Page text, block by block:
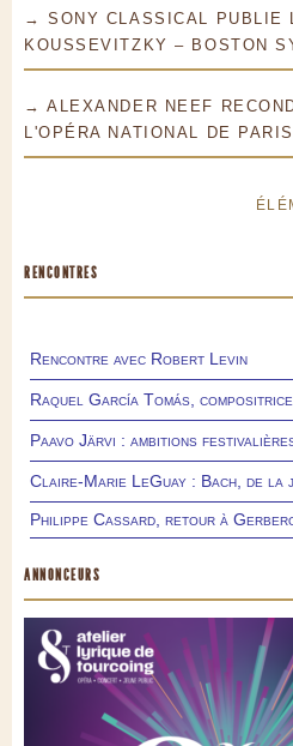
→ SONY CLASSICAL PUBLIE
KOUSSEVITZKY – BOSTON
→ ALEXANDER NEEF
L'OPÉRA NATIONAL DE
RENCONTRES
Rencontre avec Robert Levin
Raquel García Tomás, compositrice
Paavo Järvi : ambitions
Claire-Marie LeGuay : Bach, de la
Philippe Cassard, retour à
ANNONCEURS